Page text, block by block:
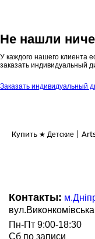
Не нашли
У каждого нашего клиента
заказать индивидуальный
Заказать индивидуальный
Купить ★ Детские |
Контакты:
Пн-Пт 9:00-18:30
Сб по записи